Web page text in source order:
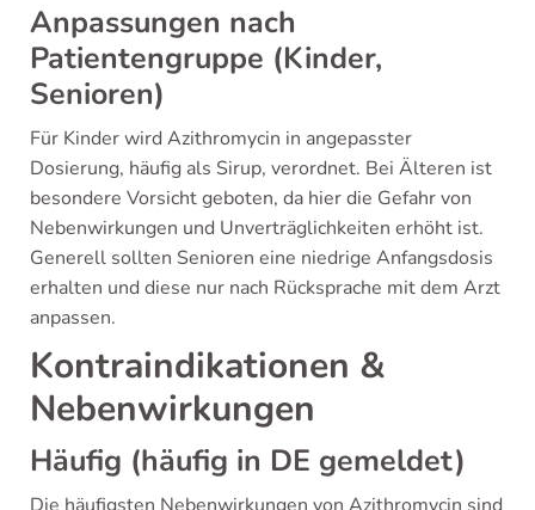
Anpassungen nach
Patientengruppe (Kinder,
Senioren)
Für Kinder wird Azithromycin in angepasster
Dosierung, häufig als Sirup, verordnet. Bei Älteren ist
besondere Vorsicht geboten, da hier die Gefahr von
Nebenwirkungen und Unverträglichkeiten erhöht ist.
Generell sollten Senioren eine niedrige Anfangsdosis
erhalten und diese nur nach Rücksprache mit dem Arzt
anpassen.
Kontraindikationen &
Nebenwirkungen
Häufig (häufig in DE gemeldet)
Die häufigsten Nebenwirkungen von Azithromycin sind